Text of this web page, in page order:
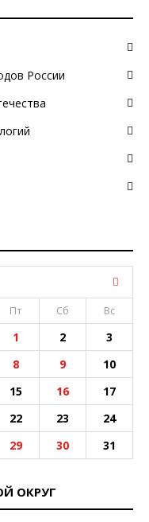
России
Пт Сб Вс
1 2
3
8 9
10
15 16
17
22 23
24
29 30 31
ОКРУГ